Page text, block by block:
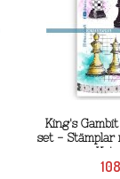
King's
set - Stämplar